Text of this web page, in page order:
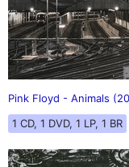
Pink Floyd - Animals
1 CD, 1 DVD, 1 LP, 1 BR